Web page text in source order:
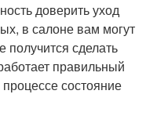
доверить уход
в салоне вам могут
сделать
правильный
состояние